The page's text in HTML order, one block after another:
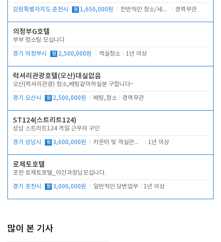
강원특별자치도 춘천시 월 1,650,000원 전반적인 청소/세탁업무 경력무관
의정부G호텔
부부 청소팀 모십니다
경기 의정부시 월 2,500,000원 객실청소 1년 이상
럭셔리관광호텔(오산)대실없음
오산(럭셔리관광) 청소,베팅같이하실분 구합니다~
경기 오산시 월 2,500,000원 베팅,청소 경력무관
ST124(스트리트124)
성남 스트리트124 격일 근무자 구인
경기 성남시 월 3,600,000원 카운터 및 객실관리 전반 1년 이상
로제토호텔
포천 로제토호텔_야간과장님모십니다.
경기 포천시 월 3,000,000원 일반적인 당번업무 1년 이상
많이 본 기사